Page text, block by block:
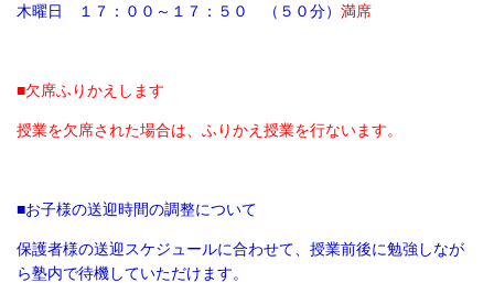
木曜日 １７：００～１７：５０ （５０分） 満席
■欠席ふりかえします
授業を欠席された場合は、ふりかえ授業を行ないます。
■お子様の送迎時間の調整について
保護者様の送迎スケジュールに合わせて、授業前後に勉強しなが
ら塾内で待機していただけます。